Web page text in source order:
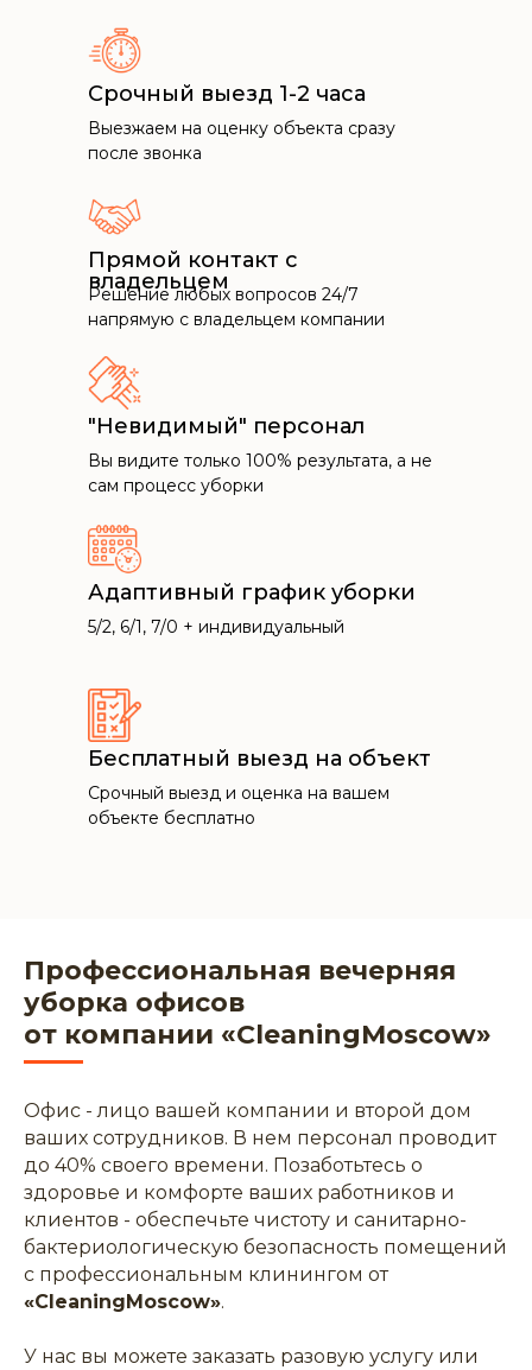
Выезжаем на оценку объекта сразу
после звонка
Срочный выезд 1-2 часа
Решение любых вопросов 24/7
напрямую с владельцем компании
Прямой контакт с
владельцем
Вы видите только 100% результата, а не
сам процесс уборки
"Невидимый" персонал
Адаптивный график уборки
5/2, 6/1, 7/0 + индивидуальный
Бесплатный выезд на объект
Срочный выезд и оценка на вашем
объекте бесплатно
Профессиональная вечерняя
уборка офисов
от компании «CleaningMoscow»
Офис - лицо вашей компании и второй дом
ваших сотрудников. В нем персонал проводит
до 40% своего времени. Позаботьтесь о
здоровье и комфорте ваших работников и
клиентов - обеспечьте чистоту и санитарно-
бактериологическую безопасность помещений
с профессиональным клинингом от
«CleaningMoscow».
У нас вы можете заказать разовую услугу или